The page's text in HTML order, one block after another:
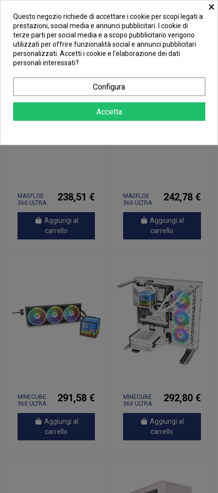
360 ULTRA
Aggiungi al
carrello
360 ULTRA
EDITION
Aggiungi al
carrello
MAGFLOE
360 ULTRA
238,51 €
Aggiungi al
carrello
MAGFLOE
360 ULTRA
EDITION
242,78 €
Aggiungi al
carrello
MINECUBE
360 ULTRA
291,58 €
Aggiungi al
carrello
MINECUBE
360 ULTRA
EDITION
292,80 €
Aggiungi al
carrello
×
Questo negozio richiede di accettare i cookie per scopi legati a
prestazioni, social media e annunci pubblicitari. I cookie di
terze parti per social media e a scopo pubblicitario vengono
utilizzati per offrire funzionalità social e annunci pubblicitari
personalizzati. Accetti i cookie e l'elaborazione dei dati
personali interessati?
Configura
Accetta